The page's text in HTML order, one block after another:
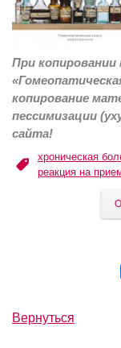
При
копирование
пессимизации
сайта!
хроническая
реакция на
Вернуться